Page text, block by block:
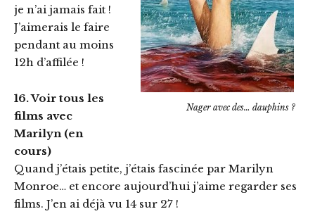
Nager avec des… dauphins ?
je n’ai jamais fait !
J’aimerais le faire
pendant au moins
12h d’affilée !
16. Voir tous les
films avec
Marilyn (en
cours)
Quand j’étais petite, j’étais fascinée par Marilyn
Monroe… et encore aujourd’hui j’aime regarder ses
films. J’en ai déjà vu 14 sur 27 !